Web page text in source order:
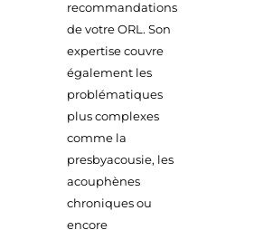
recommandations
de votre ORL. Son
expertise couvre
également les
problématiques
plus complexes
comme la
presbyacousie, les
acouphènes
chroniques ou
encore